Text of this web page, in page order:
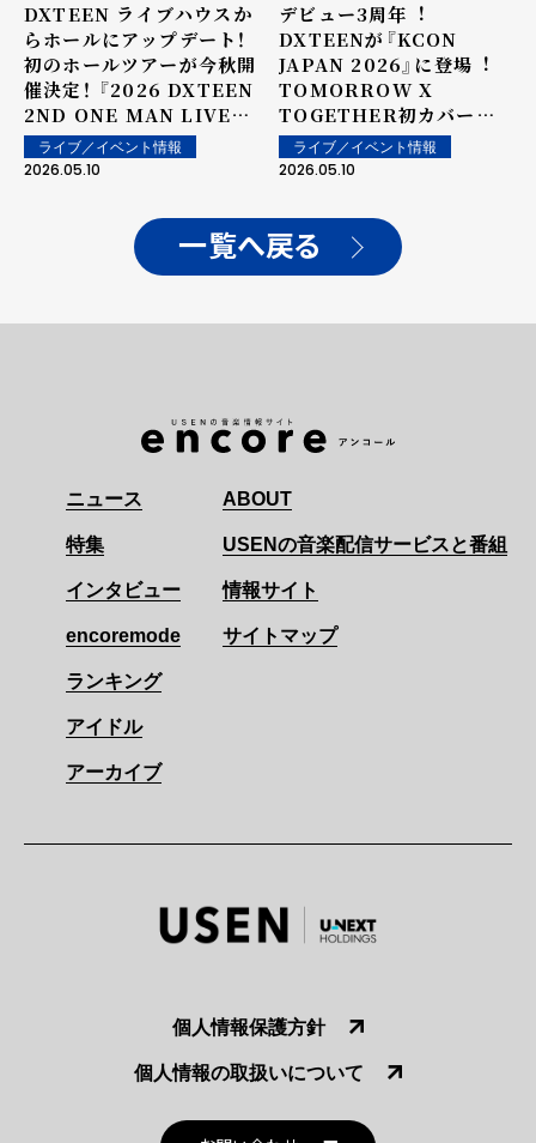
DXTEEN ライブハウスか
らホールにアップデート！
初のホールツアーが今秋開
催決定！ 『2026 DXTEEN
2ND ONE MAN LIVE
TOUR 〜Heart &
Soul〜』 ツアーファイナ
ライブ／イベント情報
2026.05.10
デビュー3周年︕
DXTEENが『KCON
JAPAN 2026』に登場︕
TOMORROW X
TOGETHER初カバーに
⼤歓声︕＜オフィシャルラ
イブレポート＞
ライブ／イベント情報
2026.05.10
一覧へ戻る
ニュース
特集
インタビュー
encoremode
ランキング
アイドル
アーカイブ
ABOUT
USENの音楽配信サービスと番組
情報サイト
サイトマップ
個人情報保護方針
個人情報の取扱いについて